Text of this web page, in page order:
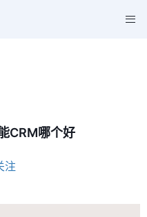
CRM哪个好
注